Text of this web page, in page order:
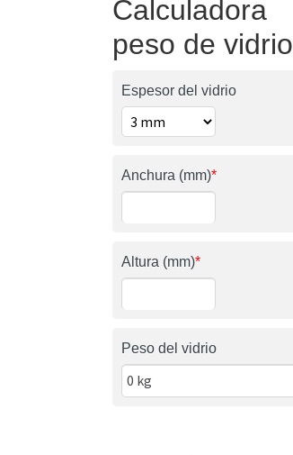
Calculadora
peso de vidrio
Espesor del vidrio
Anchura (mm)*
Altura (mm)*
Peso del vidrio